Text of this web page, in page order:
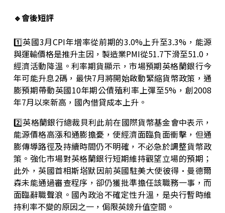
🔹會後短評
1️⃣英國3月CPI年增率從前期的3.0%上升至3.3%，能源
與運輸價格是推升主因，製造業PMI從51.7下滑至51.0，
經濟活動降溫。利率期貨顯示，市場預期英格蘭銀行今
年可能升息2碼，最快7月將開始啟動緊縮貨幣政策，通
膨預期帶動英國10年期公債殖利率上彈至5%，創2008
年7月以來新高，國內借貸成本上升。
2️⃣英格蘭銀行總裁貝利此前在國際貨幣基金會中表示，
能源價格高漲和通膨擔憂，使經濟面臨負面衝擊，但通
膨傳導路徑及持續時間仍不明確，不必急於調整貨幣政
策。強化市場對英格蘭銀行短期維持觀望立場的預期；
此外，英國首相斯塔默因前英國駐美大使彼得·曼德爾
森未能通過審查程序，卻仍獲批準擔任該職務一事，而
面臨辭職聲浪。國內政治不確定性升溫，是央行暫時維
持利率不變的原因之一，侷限英鎊升值空間。